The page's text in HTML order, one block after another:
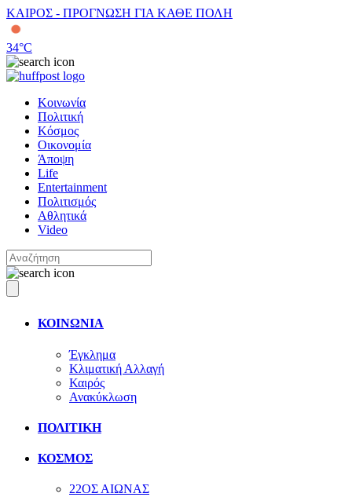
ΚΑΙΡΟΣ - ΠΡΟΓΝΩΣΗ ΓΙΑ ΚΑΘΕ ΠΟΛΗ
34°C
Κοινωνία
Πολιτική
Κόσμος
Οικονομία
Άποψη
Life
Entertainment
Πολιτισμός
Αθλητικά
Video
ΚΟΙΝΩΝΙΑ
Έγκλημα
Κλιματική Αλλαγή
Καιρός
Ανακύκλωση
ΠΟΛΙΤΙΚΗ
ΚΟΣΜΟΣ
22ΟΣ ΑΙΩΝΑΣ